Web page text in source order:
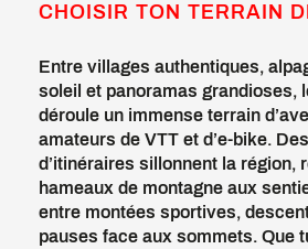
CHOISIR TON TERRAIN
Entre villages authentiques,
soleil et panoramas grandioses,
déroule un immense terrain
amateurs de VTT et d’e-bike.
d’itinéraires sillonnent la région,
hameaux de montagne aux
entre montées sportives,
pauses face aux sommets. Que